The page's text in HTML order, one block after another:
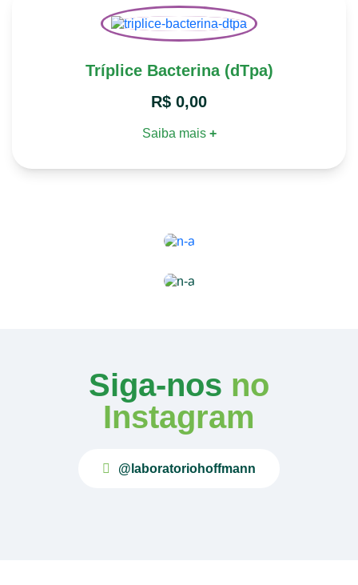
Tríplice Bacterina (dTpa)
R$ 0,00
Saiba mais +
Siga-nos no
Instagram
@laboratoriohoffmann